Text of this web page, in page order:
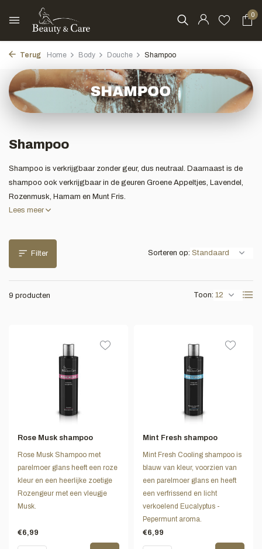
0
Terug Home Body Douche Shampoo
Shampoo
Shampoo is verkrijgbaar zonder geur, dus neutraal. Daarnaast is de
shampoo ook verkrijgbaar in de geuren Groene Appeltjes, Lavendel,
Rozenmusk, Hamam en Munt Fris.
Lees meer
Filter
9 producten Toon:
Sorteren op:
Rose Musk shampoo
Rose Musk Shampoo met
parelmoer glans heeft een roze
kleur en een heerlijke zoetige
Rozengeur met een vleugje
Musk.
€6,99
Mint Fresh shampoo
Mint Fresh Cooling shampoo is
blauw van kleur, voorzien van
een parelmoer glans en heeft
een verfrissend en licht
verkoelend Eucalyptus -
Pepermunt aroma.
€6,99